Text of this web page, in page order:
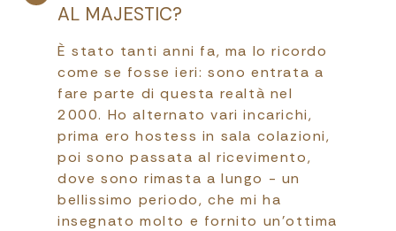
AL MAJESTIC?
È stato tanti anni fa, ma lo ricordo
come se fosse ieri: sono entrata a
fare parte di questa realtà nel
2000. Ho alternato vari incarichi,
prima ero hostess in sala colazioni,
poi sono passata al ricevimento,
dove sono rimasta a lungo - un
bellissimo periodo, che mi ha
insegnato molto e fornito un’ottima